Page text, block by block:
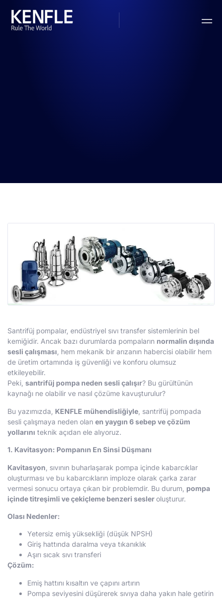
Santrifüj pompalar, endüstriyel sıvı transfer sistemlerinin bel
kemiğidir. Ancak bazı durumlarda pompaların normalin dışında
sesli çalışması, hem mekanik bir arızanın habercisi olabilir hem
de üretim ortamında iş güvenliği ve konforu olumsuz
etkileyebilir.
Peki, santrifüj pompa neden sesli çalışır? Bu gürültünün
kaynağı ne olabilir ve nasıl çözüme kavuşturulur?
Bu yazımızda, KENFLE mühendisliğiyle , santrifüj pompada
sesli çalışmaya neden olan en yaygın 6 sebep ve çözüm
yollarını teknik açıdan ele alıyoruz.
1. Kavitasyon: Pompanın En Sinsi Düşmanı
Kavitasyon , sıvının buharlaşarak pompa içinde kabarcıklar
oluşturması ve bu kabarcıkların imploze olarak çarka zarar
vermesi sonucu ortaya çıkan bir problemdir. Bu durum, pompa
içinde titreşimli ve çekiçleme benzeri sesleroluşturur.
Olası Nedenler:
Yetersiz emiş yüksekliği (düşük NPSH)
Giriş hattında daralma veya tıkanıklık
Aşırı sıcak sıvı transferi
Çözüm:
Emiş hattını kısaltın ve çapını artırın
Pompa seviyesini düşürerek sıvıya daha yakın hale getirin